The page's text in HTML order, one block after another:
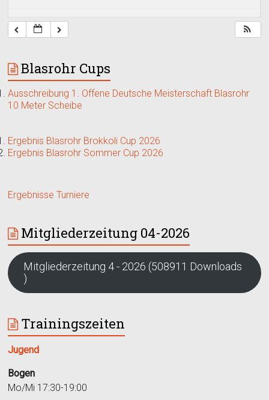
Blasrohr Cups
Ausschreibung 1. Offene Deutsche Meisterschaft Blasrohr
10 Meter Scheibe
Ergebnis Blasrohr Brokkoli Cup 2026
Ergebnis Blasrohr Sommer Cup 2026
Ergebnisse Turniere
Mitgliederzeitung 04-2026
Mitgliederzeitung 4 - 2026 (508911 Downloads
)
Trainingszeiten
Jugend
Bogen
Mo/Mi 17:30-19:00